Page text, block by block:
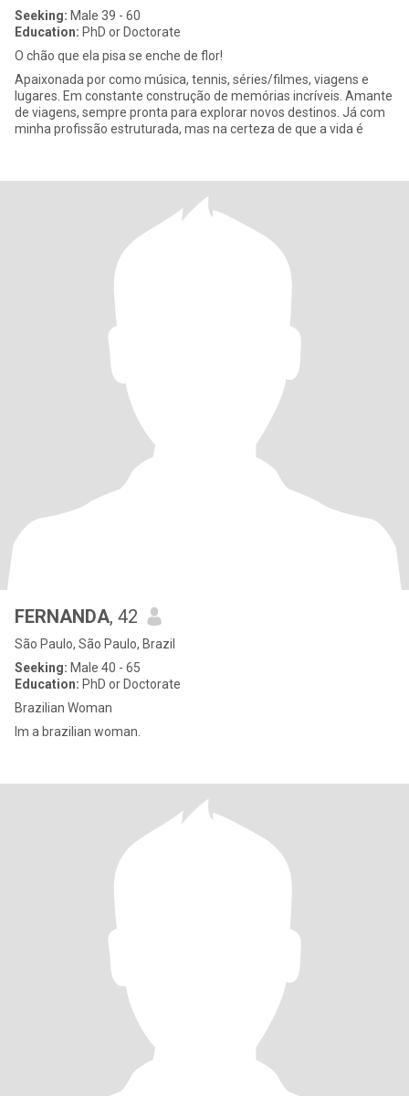
Seeking: Male 39 - 60
Education: PhD or Doctorate
O chão que ela pisa se enche de flor!
Apaixonada por como música, tennis, séries/filmes, viagens e
lugares. Em constante construção de memórias incríveis. Amante
de viagens, sempre pronta para explorar novos destinos. Já com
minha profissão estruturada, mas na certeza de que a vida é
FERNANDA, 42
São Paulo, São Paulo, Brazil
Seeking: Male 40 - 65
Education: PhD or Doctorate
Brazilian Woman
Im a brazilian woman.